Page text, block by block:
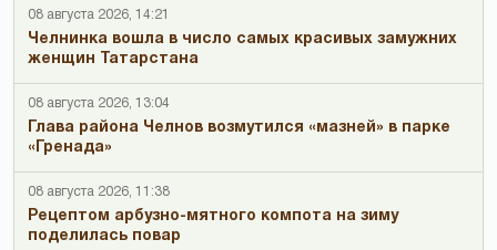
08 августа 2026, 14:21
Челнинка вошла в число самых красивых замужних
женщин Татарстана
08 августа 2026, 13:04
Глава района Челнов возмутился «мазней» в парке
«Гренада»
08 августа 2026, 11:38
Рецептом арбузно-мятного компота на зиму
поделилась повар